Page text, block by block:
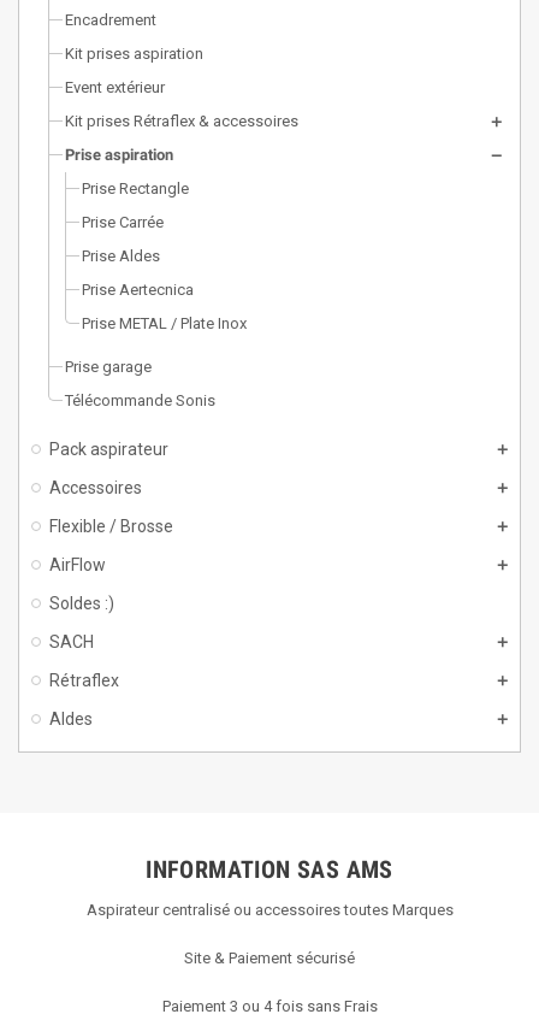
Encadrement
Kit prises aspiration
Event extérieur
Kit prises Rétraflex & accessoires
Prise aspiration
Prise Rectangle
Prise Carrée
Prise Aldes
Prise Aertecnica
Prise METAL / Plate Inox
Prise garage
Télécommande Sonis
Pack aspirateur
Accessoires
Flexible / Brosse
AirFlow
Soldes :)
SACH
Rétraflex
Aldes
INFORMATION SAS AMS
Aspirateur centralisé ou accessoires toutes Marques
Site & Paiement sécurisé
Paiement 3 ou 4 fois sans Frais